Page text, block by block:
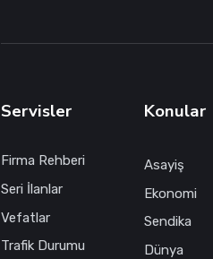
Servisler
Firma Rehberi
Seri İlanlar
Vefatlar
Trafik Durumu
Konular
Asayiş
Ekonomi
Sendika
Dünya